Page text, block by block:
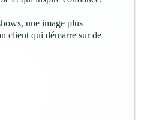
une image plus
client qui démarre sur de